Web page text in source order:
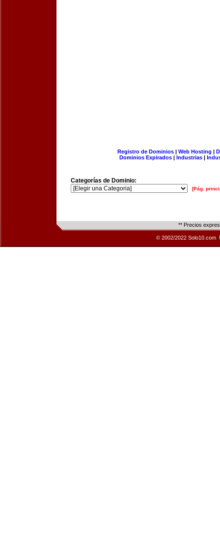
Registro de Dominios| Web Hosting |
Dominios Expirados | Industrias |
Categorías de Dominio:
[Pág.
** Precios
© 2002/2022 Solo10.com